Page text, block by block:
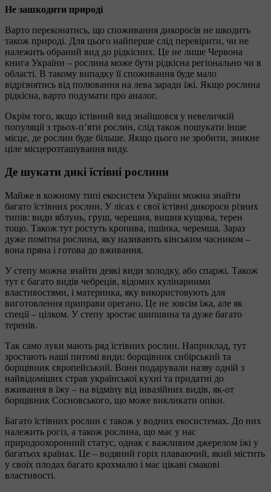
Не зашкодити природі
Варто переконатись, що споживання дикоросів не шкодить
також природі. Для цього найперше слід перевірити, чи не
належить обраний вид до рідкісних. Це не лише Червона
книга України – рослина може бути рідкісна регіонально чи в
області. В такому випадку її споживання буде мало
відрізнятись від полювання на лева заради їжі. Якщо рослина
рідкісна, варто подумати про аналог.
Окрім того, якщо їстівний вид знайшовся у невеличкій
популяції з трьох-п’яти рослин, слід також пошукати інше
місце, де рослин буде більше. Якщо цього не зробити, зникне
ціле місцерозташування виду.
Де шукати дикі їстівні рослини
Майже в кожному типі екосистем України можна знайти
багато їстівних рослин. У лісах є свої їстівні дикороси різних
типів: види яблунь, груш, черешня, вишня кущова, терен
тощо. Також тут ростуть кропива, пшінка, черемша. Зараз
дуже помітна рослина, яку називають кінським часником –
вона пряна і готова до вживання.
У степу можна знайти деякі види холодку, або спаржі. Також
тут є багато видів чебреців, відомих кулінарними
властивостями, і материнка, яку використовують для
виготовлення приправи орегано. Це не зовсім їжа, але як
спеції – цілком. У степу зростає шипшина та дуже багато
теренів.
Так само луки мають ряд їстівних рослин. Наприклад, тут
зростають наші питомі види: борщівник сибірський та
борщівник європейський. Вони подарували назву одній з
найвідоміших страв української кухні та придатні до
вживання в їжу – на відміну від інвазійних видів, як-от
борщівник Сосновського, що може викликати опіки.
Багато їстівних рослин є також у водних екосистемах. До них
належить рогіз, а також рослина, що має у нас
природоохоронний статус, однак є важливим джерелом їжі у
багатьох країнах. Це – водяний горіх плаваючий, який містить
у своїх плодах багато крохмалю і має цікаві смакові
властивості.